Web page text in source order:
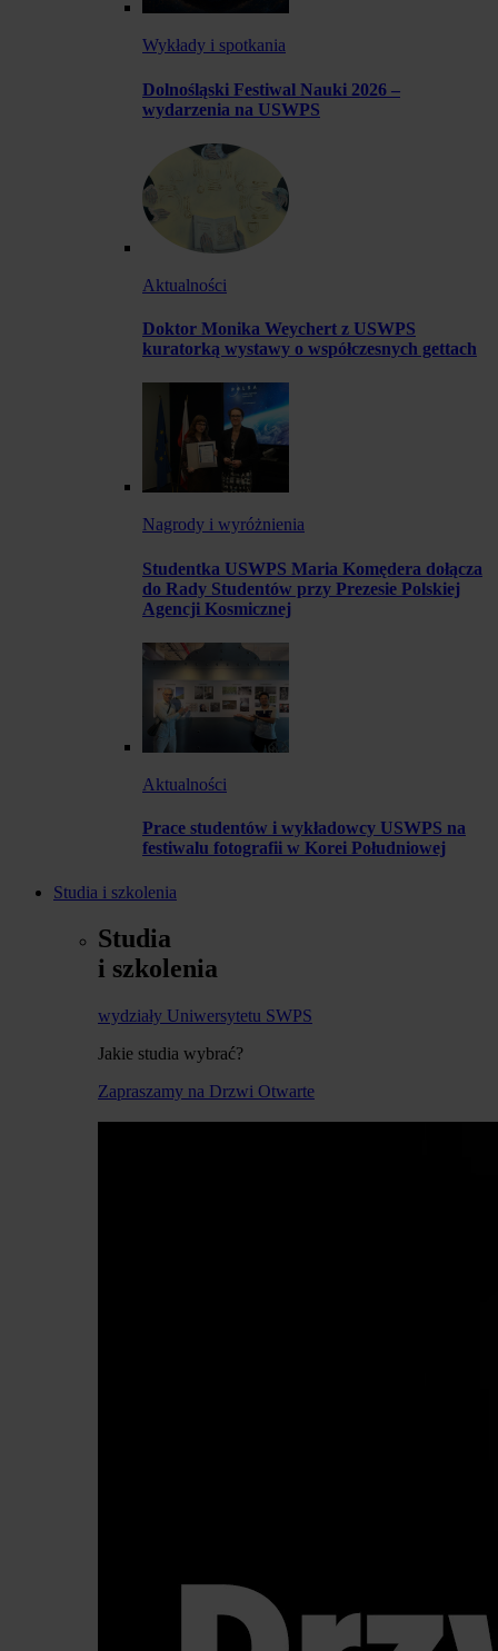
Wykłady i spotkania
Dolnośląski Festiwal Nauki 2026 –
wydarzenia na USWPS
Aktualności
Doktor Monika Weychert z USWPS
kuratorką wystawy o współczesnych gettach
Nagrody i wyróżnienia
Studentka USWPS Maria Komędera dołącza
do Rady Studentów przy Prezesie Polskiej
Agencji Kosmicznej
Aktualności
Prace studentów i wykładowcy USWPS na
festiwalu fotografii w Korei Południowej
Studia i szkolenia
Studia
i szkolenia
wydziały Uniwersytetu SWPS
Jakie studia wybrać?
Zapraszamy na Drzwi Otwarte